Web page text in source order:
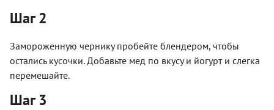
Шаг 2
Замороженную чернику пробейте блендером, чтобы
остались кусочки. Добавьте мед по вкусу и йогурт и слегка
перемешайте.
Шаг 3